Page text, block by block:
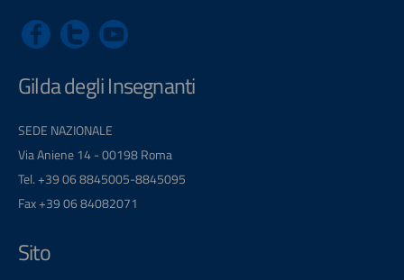
Gilda degli Insegnanti
SEDE NAZIONALE
Via Aniene 14 - 00198 Roma
Tel. +39 06 8845005-8845095
Fax +39 06 84082071
Sito